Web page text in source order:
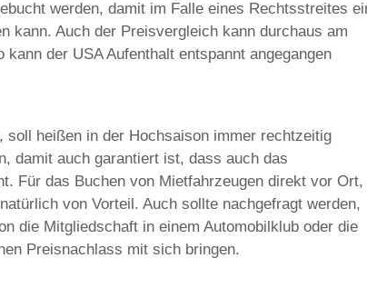
werden, damit im Falle eines Rechtsstreites
kann. Auch der Preisvergleich kann durchaus am
der USA Aufenthalt entspannt angegangen
soll heißen in der Hochsaison immer rechtzeitig
damit auch garantiert ist, dass auch das
Für das Buchen von Mietfahrzeugen direkt vor Ort,
von Vorteil. Auch sollte nachgefragt werden,
die Mitgliedschaft in einem Automobilklub oder die
Preisnachlass mit sich bringen.